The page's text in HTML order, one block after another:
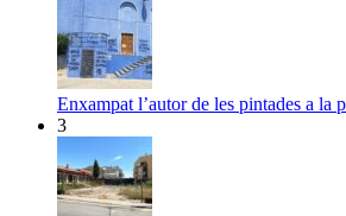
Enxampat l’autor de les pintades a la
3